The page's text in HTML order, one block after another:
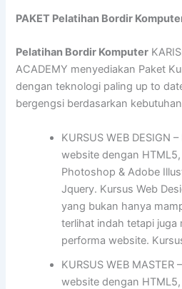
PAKET Pelatihan Bordir
Pelatihan Bordir Komputer
ACADEMY menyediakan Paket
dengan teknologi paling up to
bergengsi berdasarkan
KURSUS WEB DESIGN
website dengan
Photoshop & Adobe
Jquery. Kursus Web
yang bukan hanya
terlihat indah tetapi juga
performa website.
KURSUS WEB MASTER
website dengan